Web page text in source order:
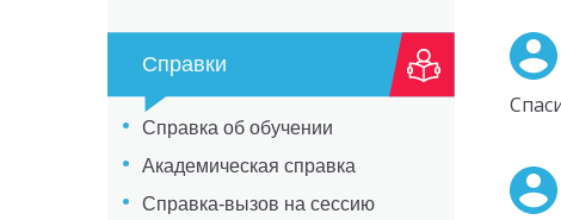
Справки
Справка об обучении
Академическая справка
Справка-вызов на сессию